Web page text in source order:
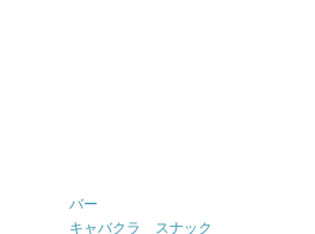
バー
キャバクラ スナック